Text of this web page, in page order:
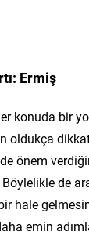
Ermiş
konuda bir
oldukça
önem
de
hale
emin